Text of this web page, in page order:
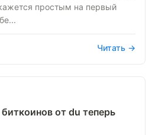
простым на первый
Читать →
от du теперь